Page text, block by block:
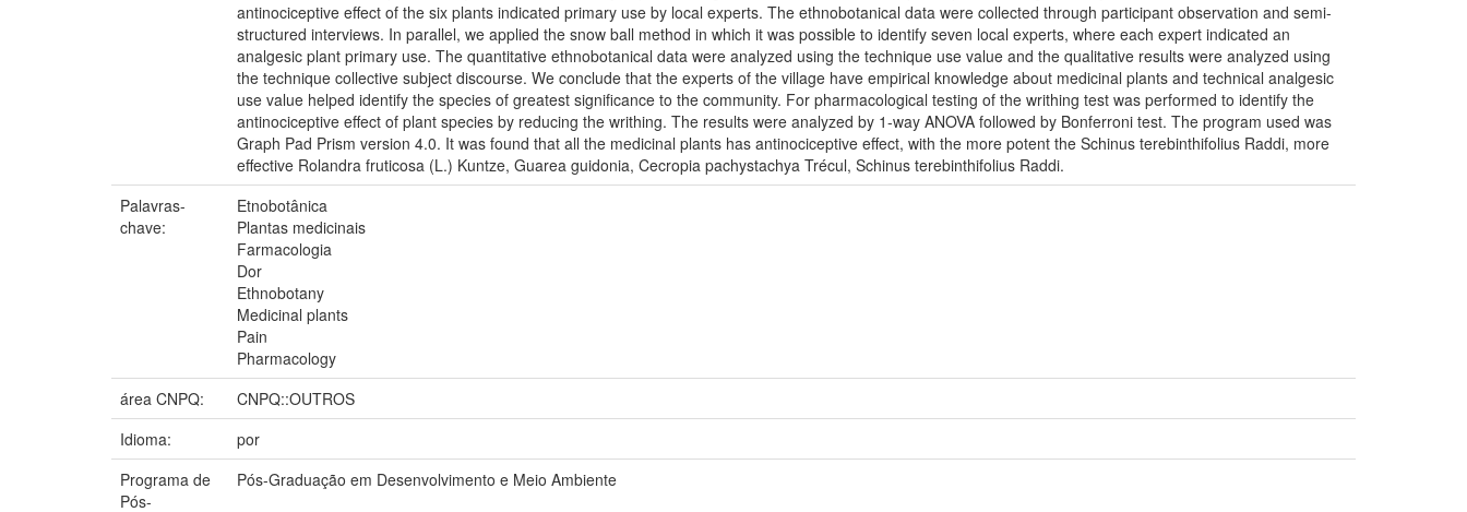
antinociceptive effect of the six plants indicated primary use by local experts. The ethnobotanical data were collected through participant observation and semi-
structured interviews. In parallel, we applied the snow ball method in which it was possible to identify seven local experts, where each expert indicated an
analgesic plant primary use. The quantitative ethnobotanical data were analyzed using the technique use value and the qualitative results were analyzed using
the technique collective subject discourse. We conclude that the experts of the village have empirical knowledge about medicinal plants and technical analgesic
use value helped identify the species of greatest significance to the community. For pharmacological testing of the writhing test was performed to identify the
antinociceptive effect of plant species by reducing the writhing. The results were analyzed by 1-way ANOVA followed by Bonferroni test. The program used was
Graph Pad Prism version 4.0. It was found that all the medicinal plants has antinociceptive effect, with the more potent the Schinus terebinthifolius Raddi, more
effective Rolandra fruticosa (L.) Kuntze, Guarea guidonia, Cecropia pachystachya Trécul, Schinus terebinthifolius Raddi.
Palavras-
chave:
Etnobotânica
Plantas medicinais
Farmacologia
Dor
Ethnobotany
Medicinal plants
Pain
Pharmacology
área CNPQ:
CNPQ::OUTROS
Idioma:
por
Programa de
Pós-
Pós-Graduação em Desenvolvimento e Meio Ambiente